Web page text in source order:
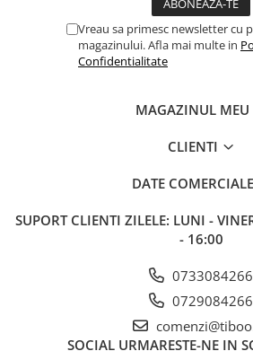
Vreau sa primesc newsletter cu
magazinului. Afla mai multe in
Confidentialitate
MAGAZINUL MEU
CLIENTI
DATE COMERCIALE
SUPORT CLIENTI ZILELE: LUNI -
- 16:00
0733084266
0729084266
SOCIAL URMARESTE-NE IN